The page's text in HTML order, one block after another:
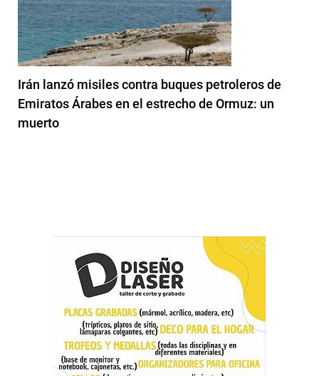
Irán lanzó misiles contra buques petroleros de
Emiratos Árabes en el estrecho de Ormuz: un
muerto